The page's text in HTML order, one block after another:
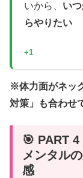
いから、 い
らやりたい
+1
※体力面がネッ
対策」も合わせ
🎯 PART
メンタル
感